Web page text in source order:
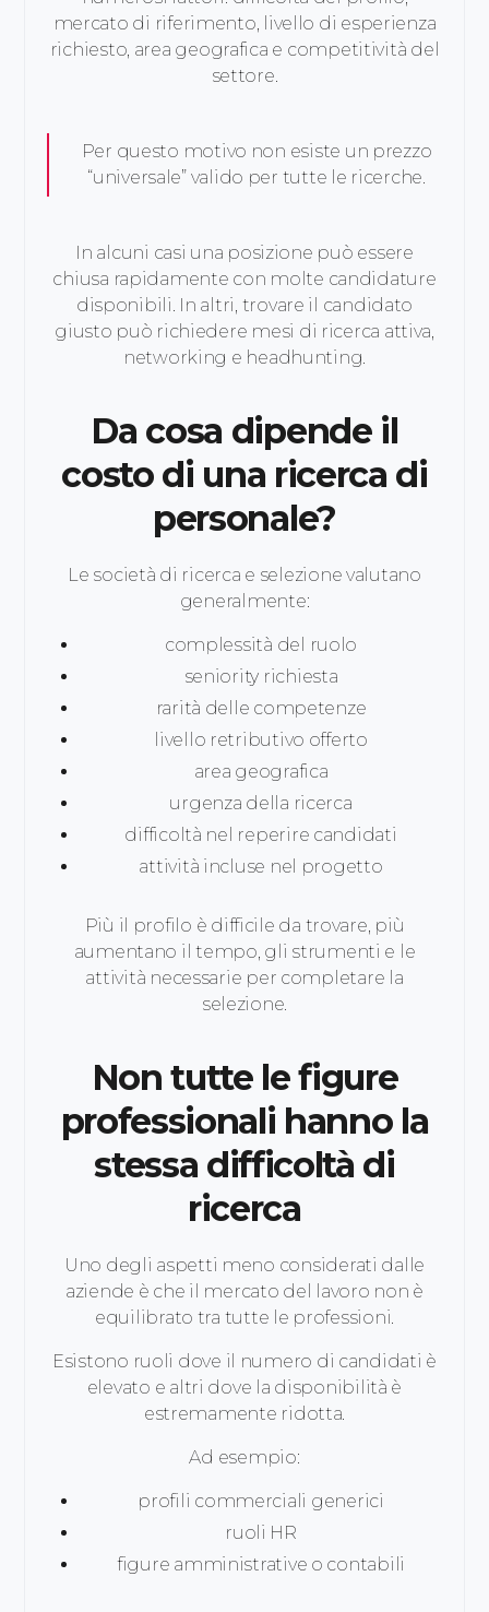
mercato di riferimento, livello di esperienza
richiesto, area geografica e competitività del
settore.
Per questo motivo non esiste un prezzo
“universale” valido per tutte le ricerche.
In alcuni casi una posizione può essere
chiusa rapidamente con molte candidature
disponibili. In altri, trovare il candidato
giusto può richiedere mesi di ricerca attiva,
networking e headhunting.
Da cosa dipende il
costo di una ricerca di
personale?
Le società di ricerca e selezione valutano
generalmente:
complessità del ruolo
seniority richiesta
rarità delle competenze
livello retributivo offerto
area geografica
urgenza della ricerca
difficoltà nel reperire candidati
attività incluse nel progetto
Più il profilo è difficile da trovare, più
aumentano il tempo, gli strumenti e le
attività necessarie per completare la
selezione.
Non tutte le figure
professionali hanno la
stessa difficoltà di
ricerca
Uno degli aspetti meno considerati dalle
aziende è che il mercato del lavoro non è
equilibrato tra tutte le professioni.
Esistono ruoli dove il numero di candidati è
elevato e altri dove la disponibilità è
estremamente ridotta.
Ad esempio:
profili commerciali generici
ruoli HR
figure amministrative o contabili